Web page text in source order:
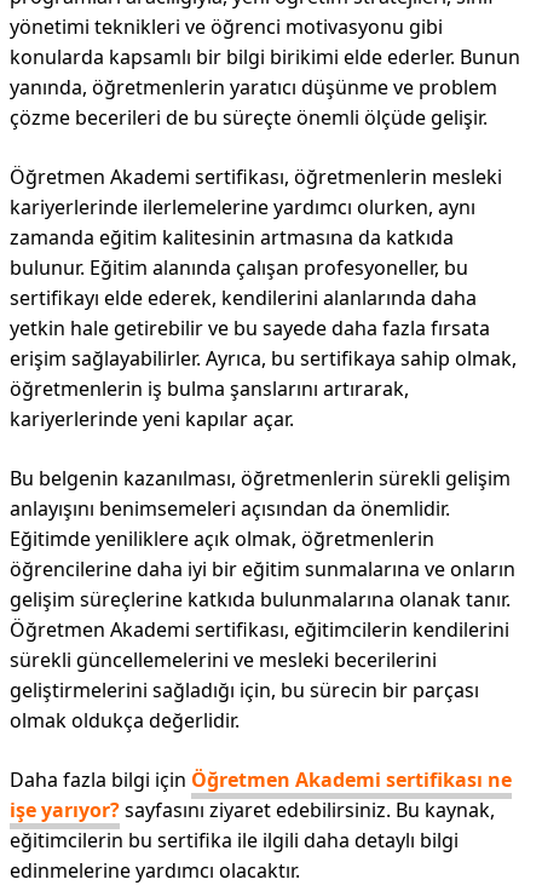
yönetimi teknikleri ve öğrenci motivasyonu gibi
konularda kapsamlı bir bilgi birikimi elde ederler. Bunun
yanında, öğretmenlerin yaratıcı düşünme ve problem
çözme becerileri de bu süreçte önemli ölçüde gelişir.
Öğretmen Akademi sertifikası, öğretmenlerin mesleki
kariyerlerinde ilerlemelerine yardımcı olurken, aynı
zamanda eğitim kalitesinin artmasına da katkıda
bulunur. Eğitim alanında çalışan profesyoneller, bu
sertifikayı elde ederek, kendilerini alanlarında daha
yetkin hale getirebilir ve bu sayede daha fazla fırsata
erişim sağlayabilirler. Ayrıca, bu sertifikaya sahip olmak,
öğretmenlerin iş bulma şanslarını artırarak,
kariyerlerinde yeni kapılar açar.
Bu belgenin kazanılması, öğretmenlerin sürekli gelişim
anlayışını benimsemeleri açısından da önemlidir.
Eğitimde yeniliklere açık olmak, öğretmenlerin
öğrencilerine daha iyi bir eğitim sunmalarına ve onların
gelişim süreçlerine katkıda bulunmalarına olanak tanır.
Öğretmen Akademi sertifikası, eğitimcilerin kendilerini
sürekli güncellemelerini ve mesleki becerilerini
geliştirmelerini sağladığı için, bu sürecin bir parçası
olmak oldukça değerlidir.
Daha fazla bilgi için Öğretmen Akademi sertifikası ne
işe yarıyor?sayfasını ziyaret edebilirsiniz. Bu kaynak,
eğitimcilerin bu sertifika ile ilgili daha detaylı bilgi
edinmelerine yardımcı olacaktır.